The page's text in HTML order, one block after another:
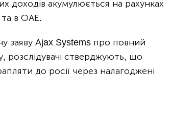
доходів акумулюється на рахунках
та в ОАЕ.
заяву Ajax Systems про повний
розслідувачі стверджують, що
до росії через налагоджені